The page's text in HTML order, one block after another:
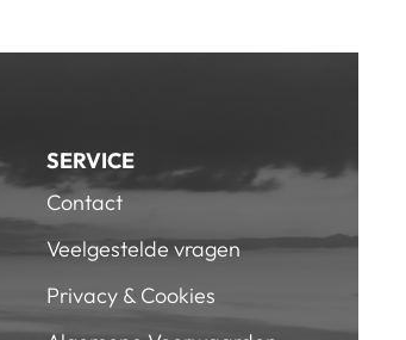
SERVICE
Contact
Veelgestelde vragen
Privacy & Cookies